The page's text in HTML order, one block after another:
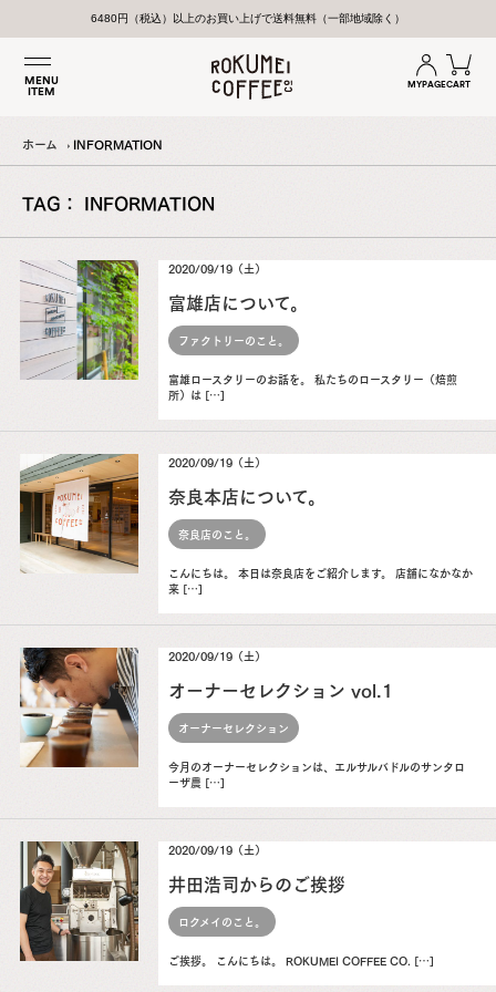
6480円（税込）以上のお買い上げで送料無料（一部地域除く）
MENU
ITEM
MYPAGECART
ホーム INFORMATION
TAG： INFORMATION
2020/09/19（土）
富雄店について。
ファクトリーのこと。
富雄ロースタリーのお話を。 私たちのロースタリー（焙煎
所）は […]
2020/09/19（土）
奈良本店について。
奈良店のこと。
こんにちは。 本日は奈良店をご紹介します。 店舗になかなか
来 […]
2020/09/19（土）
オーナーセレクション vol.1
オーナーセレクション
今月のオーナーセレクションは、エルサルバドルのサンタロ
ーザ農 […]
2020/09/19（土）
井田浩司からのご挨拶
ロクメイのこと。
ご挨拶。 こんにちは。 ROKUMEI COFFEE CO. […]